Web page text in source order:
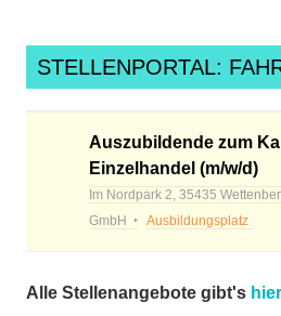
STELLENPORTAL:
Auszubildende zum
Einzelhandel (m/w/d)
Im Nordpark 2, 35435
GmbH
Ausbildungsplatz
Alle Stellenangebote gibt's hier